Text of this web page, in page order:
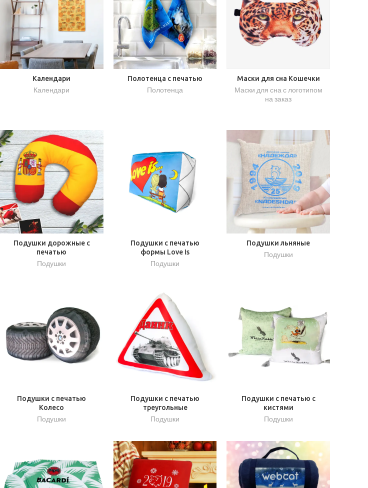
Календари
Календари
Полотенца с печатью
Полотенца
Маски для сна Кошечки
Маски для сна с логотипом
на заказ
Подушки дорожные с
печатью
Подушки
Подушки с печатью
формы Love Is
Подушки
Подушки льняные
Подушки
Подушки с печатью
Колесо
Подушки
Подушки с печатью
треугольные
Подушки
Подушки с печатью с
кистями
Подушки